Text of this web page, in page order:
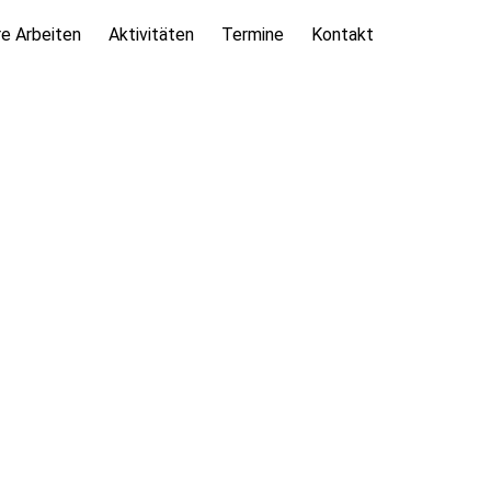
Arbeiten Aktivitäten Termine Kontakt